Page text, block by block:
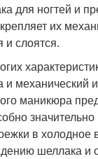
для ногтей и
их
слоятся.
механический
маникюра
в холодное
шеллака и